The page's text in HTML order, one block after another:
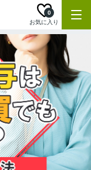
お気に入り
0